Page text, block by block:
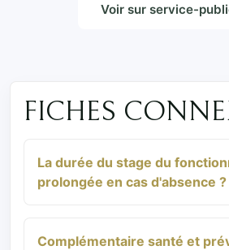
Voir sur service-
FICHES
La durée du stage du
prolongée en cas d'absence ?
Complémentaire santé et